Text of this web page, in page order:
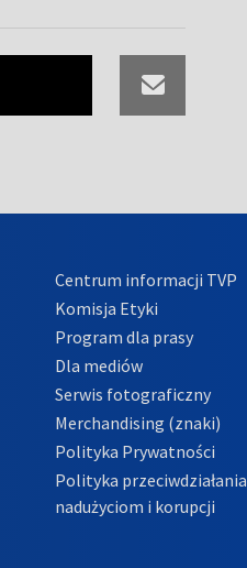
Centrum informacji TVP
Komisja Etyki
Program dla prasy
Dla mediów
Serwis fotograficzny
Merchandising (znaki)
Polityka Prywatności
Polityka przeciwdziałania
nadużyciom i korupcji